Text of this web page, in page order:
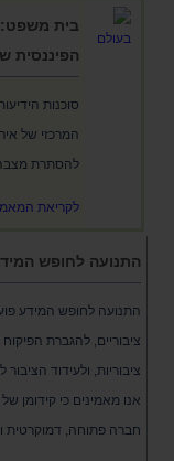
בית
הפיננסית
סוכנות
המרכזי של
להסתרת
לקריאת
התנועה לחופש
התנועה לחופש המידע
ציבוריים, להגברת
ציבוריות, ולעידוד
אנו מאמינים כי קידומן
חברה פתוחה, דמוקרטית